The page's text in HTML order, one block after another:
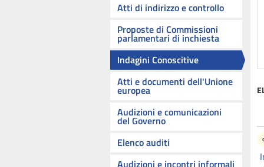
Atti di indirizzo e controllo
Proposte di Commissioni
parlamentari di inchiesta
Indagini Conoscitive
Atti e documenti dell'Unione
europea
Audizioni e comunicazioni
del Governo
Elenco auditi
Audizioni e incontri informali